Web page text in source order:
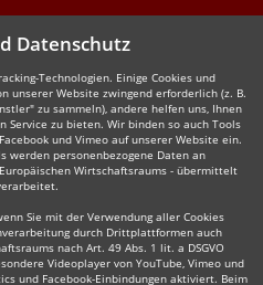
Datenschutz
Technologien. Einige Cookies und
unserer Website zwingend erforderlich (z. B.
zu sammeln), andere helfen uns, Ihnen
zu bieten. Wir binden so auch Tools
und Vimeo auf unserer Website ein.
werden personenbezogene Daten an
Wirtschaftsraums - übermittelt
Sie mit der Verwendung aller Cookies
durch Drittplattformen auch
nach Art. 49 Abs. 1 lit. a DSGVO
Videoplayer von YouTube, Vimeo und
und Facebook-Einbindungen aktiviert. Beim